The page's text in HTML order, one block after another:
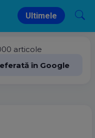
Ultimele
articole
în Google